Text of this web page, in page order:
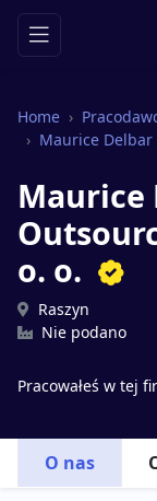
Home
Maurice
Maurice
o. o.
Raszyn
Nie podano
Pracowałeś w tej
O nas